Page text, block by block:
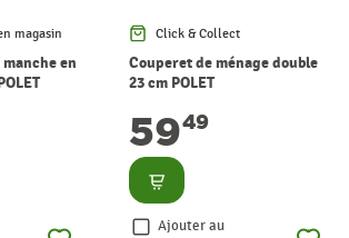
magasin
manche en
Click & Collect
Couperet de ménage double
23 cm POLET
5949
Consulter
Ajouter au